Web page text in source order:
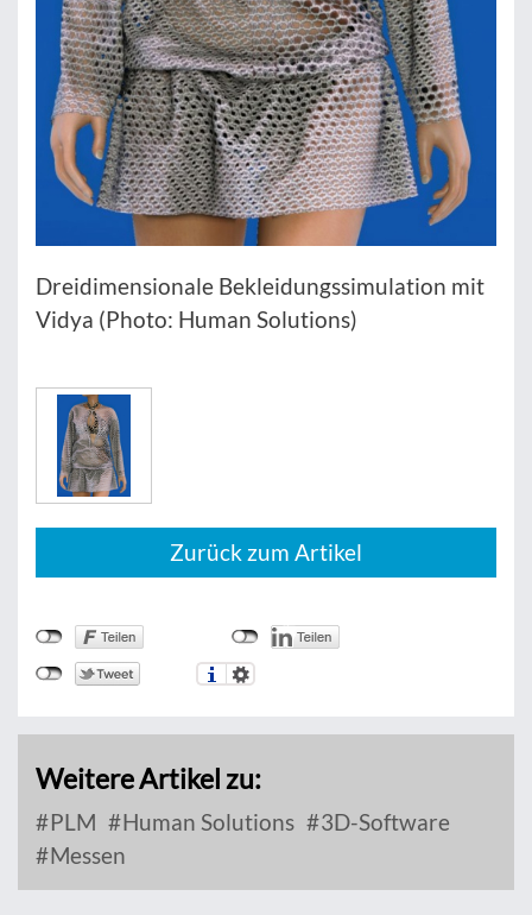
Dreidimensionale Bekleidungssimulation mit
Vidya (Photo: Human Solutions)
Zurück zum Artikel
Weitere Artikel zu:
PLM Human Solutions
3D-Software
Messen